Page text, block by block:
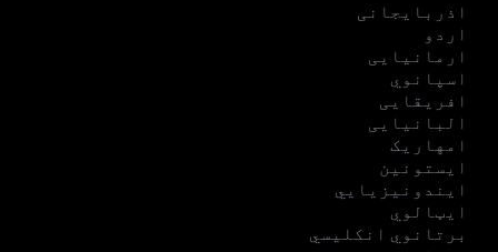
اذربایجانی
اردو
ارمانیایی
اسپانوي
افریقایی
البانیایی
امهاریک
ایستونین
ایندونیزیایي
ایټالوي
برتانوي انکلیسي